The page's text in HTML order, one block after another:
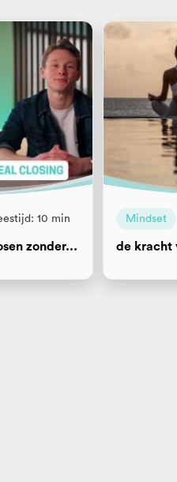
10 min
zonder...
Mindset
de kracht